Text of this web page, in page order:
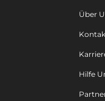
Über
Hilfe